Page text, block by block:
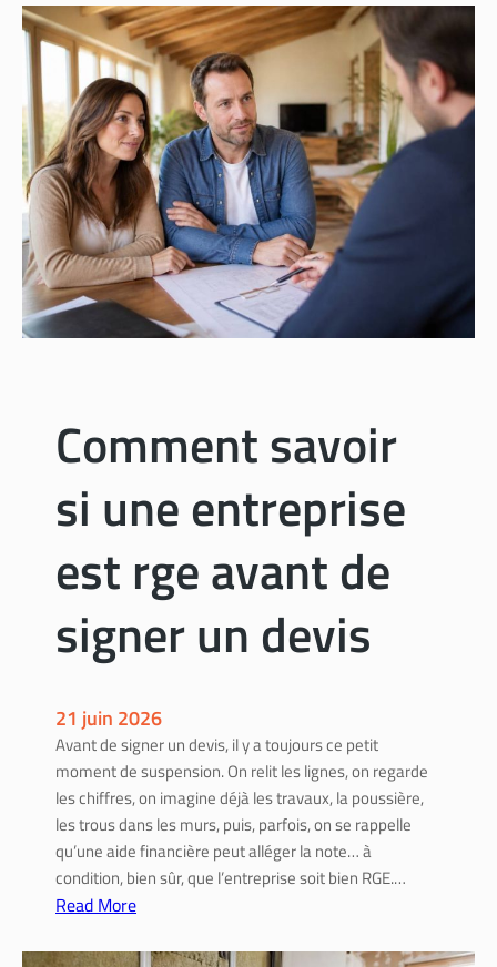
Comment savoir
si une entreprise
est rge avant de
signer un devis
21 juin 2026
Avant de signer un devis, il y a toujours ce petit
moment de suspension. On relit les lignes, on regarde
les chiffres, on imagine déjà les travaux, la poussière,
les trous dans les murs, puis, parfois, on se rappelle
qu’une aide financière peut alléger la note… à
condition, bien sûr, que l’entreprise soit bien RGE.…
Read More
C